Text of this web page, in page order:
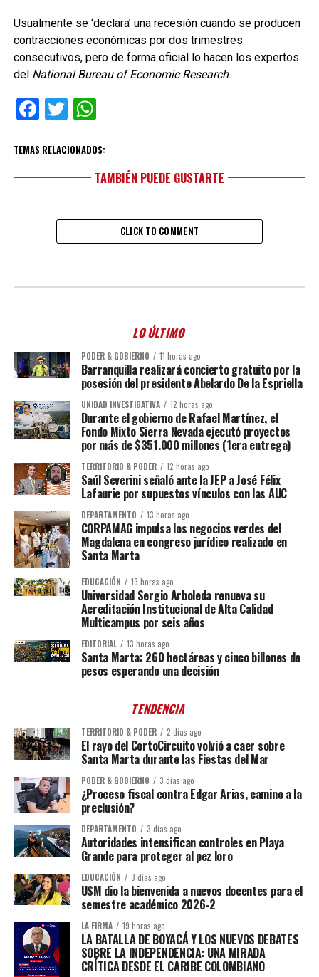
Usualmente se ‘declara’ una recesión cuando se producen
contracciones económicas por dos trimestres
consecutivos, pero de forma oficial lo hacen los expertos
del National Bureau of Economic Research.
Facebook
TwitterWhatsApp
TEMAS RELACIONADOS:
TAMBIÉN PUEDE GUSTARTE
CLICK TO COMMENT
LO ÚLTIMO
PODER & GOBIERNO 11 horas ago
Barranquilla realizará concierto gratuito por la
posesión del presidente Abelardo De la Espriella
UNIDAD INVESTIGATIVA 12 horas ago
Durante el gobierno de Rafael Martínez, el
Fondo Mixto Sierra Nevada ejecutó proyectos
por más de $351.000 millones (1era entrega)
TERRITORIO & PODER 12 horas ago
Saúl Severini señaló ante la JEP a José Félix
Lafaurie por supuestos vínculos con las AUC
DEPARTAMENTO 13 horas ago
CORPAMAG impulsa los negocios verdes del
Magdalena en congreso jurídico realizado en
Santa Marta
EDUCACIÓN 13 horas ago
Universidad Sergio Arboleda renueva su
Acreditación Institucional de Alta Calidad
Multicampus por seis años
EDITORIAL 13 horas ago
Santa Marta: 260 hectáreas y cinco billones de
pesos esperando una decisión
TENDENCIA
TERRITORIO & PODER 2 días ago
El rayo del CortoCircuito volvió a caer sobre
Santa Marta durante las Fiestas del Mar
PODER & GOBIERNO 3 días ago
¿Proceso fiscal contra Edgar Arias, camino a la
preclusión?
DEPARTAMENTO 3 días ago
Autoridades intensifican controles en Playa
Grande para proteger al pez loro
EDUCACIÓN 3 días ago
USM dio la bienvenida a nuevos docentes para el
semestre académico 2026-2
LA FIRMA 19 horas ago
LA BATALLA DE BOYACÁ Y LOS NUEVOS DEBATES
SOBRE LA INDEPENDENCIA: UNA MIRADA
CRÍTICA DESDE EL CARIBE COLOMBIANO